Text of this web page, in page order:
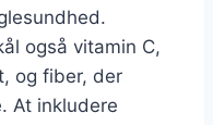
også vitamin C,
og fiber, der
At inkludere